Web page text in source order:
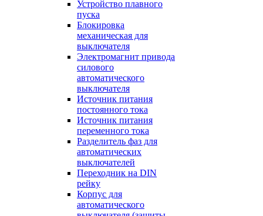
Устройство плавного
пуска
Блокировка
механическая для
выключателя
Электромагнит привода
силового
автоматического
выключателя
Источник питания
постоянного тока
Источник питания
переменного тока
Разделитель фаз для
автоматических
выключателей
Переходник на DIN
рейку
Корпус для
автоматического